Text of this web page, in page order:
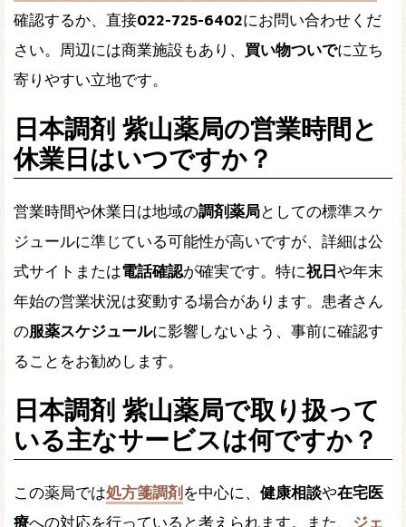
確認するか、直接022-725-6402にお問い合わせくだ
さい。周辺には商業施設もあり、 買い物ついでに立ち
寄りやすい立地です。
日本調剤 紫山薬局の営業時間と
休業日はいつですか？
営業時間や休業日は地域の調剤薬局としての標準スケ
ジュールに準じている可能性が高いですが、詳細は公
式サイトまたは電話確認が確実です。特に祝日や年末
年始の営業状況は変動する場合があります。患者さん
の服薬スケジュールに影響しないよう、事前に確認す
ることをお勧めします。
日本調剤 紫山薬局で取り扱って
いる主なサービスは何ですか？
この薬局では処方箋調剤 を中心に、 健康相談や在宅医
療への対応を行っていると考えられます。また、 ジェ